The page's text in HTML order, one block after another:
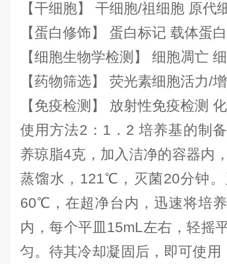
【干细胞】 干细胞/祖细胞 原代
【蛋白修饰】 蛋白标记 载体蛋
【细胞生物学检测】 细胞凋亡
【药物筛选】 荧光素细胞活力/
【免疫检测】 放射性免疫检测
使用方法2：1．2 培养基的制
养琼脂4克，加入洁净的容器内
蒸馏水，121℃，灭菌20分钟
60℃，在超净台内，迅速将培
内，每个平皿15mL左右，轻摇
匀。待其冷却凝固后，即可使